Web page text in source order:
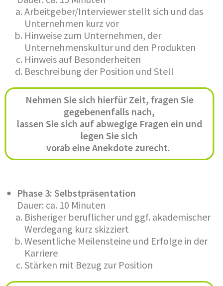
Arbeitgeber/Interviewer stellt sich und das
Unternehmen kurz vor
Hinweise zum Unternehmen, der
Unternehmenskultur und den Produkten
Hinweis auf Besonderheiten
Beschreibung der Position und Stell
Nehmen Sie sich hierfür Zeit, fragen Sie
gegebenenfalls nach,
lassen Sie sich auf abwegige Fragen ein und
legen Sie sich
vorab eine Anekdote zurecht.
Phase 3: Selbstpräsentation
Dauer: ca. 10 Minuten
Bisheriger beruflicher und ggf. akademischer
Werdegang kurz skizziert
Wesentliche Meilensteine und Erfolge in der
Karriere
Stärken mit Bezug zur Position